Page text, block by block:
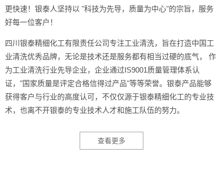
更快速！银泰人坚持以 "科技为先导，质量为中心"的宗旨，服务
好每一位客户！
四川银泰精细化工有限责任公司专注工业清洗，旨在打造中国工
业清洗优秀品牌，无论是技术还是服务都有相当过硬的底气， 作
为工业清洗行业先导企业，企业通过IS9001质量管理体系认
证，"国家质量是评定合格信得过产品"等等荣誉。银泰产品能够
获得客户与行业的高度认可，不仅仅源于银泰精细化工的专业技
术，也离不开银泰的专业技术人才和施工队伍的努力。
查看更多